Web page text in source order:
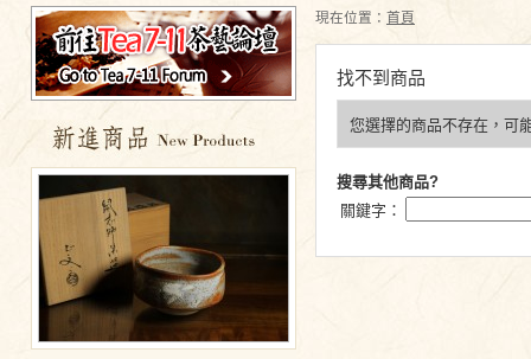
現在位置： 首頁
找不到商品
您選擇的商品不存在，可
搜尋其他商品?
關鍵字：